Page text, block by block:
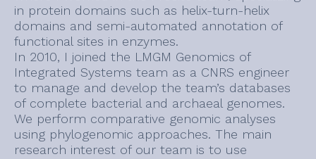
in protein domains such as helix-turn-helix
domains and semi-automated annotation of
functional sites in enzymes.
In 2010, I joined the LMGM Genomics of
Integrated Systems team as a CNRS engineer
to manage and develop the team’s databases
of complete bacterial and archaeal genomes.
We perform comparative genomic analyses
using phylogenomic approaches. The main
research interest of our team is to use